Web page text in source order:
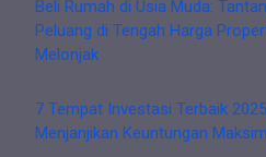
Beli Rumah di Usia Muda:
Peluang di Tengah Harga
Melonjak
7 Tempat Investasi Terbaik
Menjanjikan Keuntungan